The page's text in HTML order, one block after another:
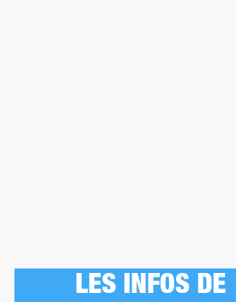
LES INFOS DE